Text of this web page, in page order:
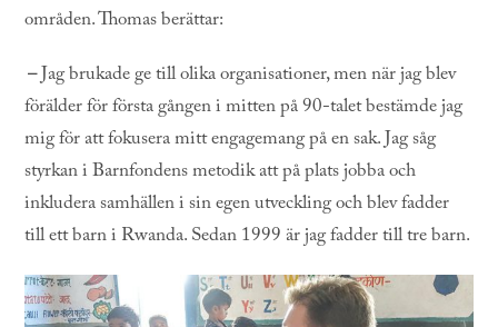
områden. Thomas berättar:
– Jag brukade ge till olika organisationer, men när jag blev
förälder för första gången i mitten på 90-talet bestämde jag
mig för att fokusera mitt engagemang på en sak. Jag såg
styrkan i Barnfondens metodik att på plats jobba och
inkludera samhällen i sin egen utveckling och blev fadder
till ett barn i Rwanda. Sedan 1999 är jag fadder till tre barn.